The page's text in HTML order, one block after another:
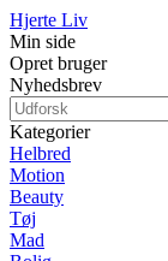
Hjerte Liv
Min side
Opret bruger
Nyhedsbrev
Kategorier
Helbred
Motion
Beauty
Tøj
Mad